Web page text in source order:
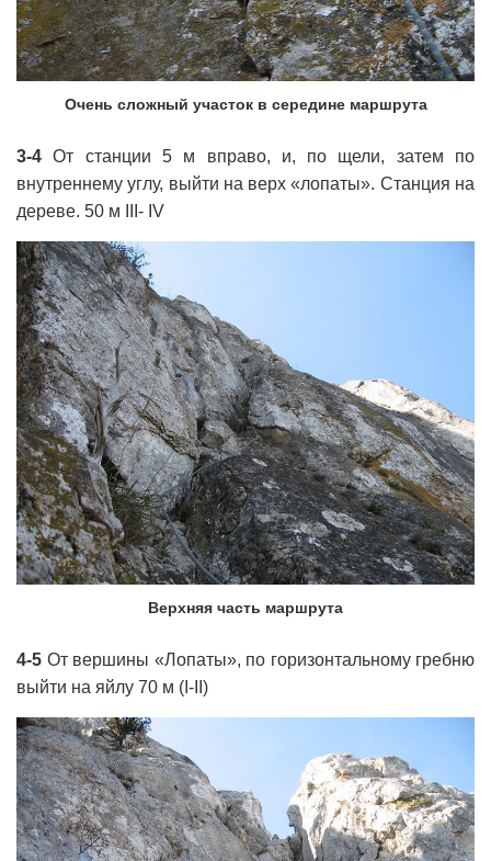
Очень сложный участок в середине маршрута
3-4 От станции 5 м вправо, и, по щели, затем по
внутреннему углу, выйти на верх «лопаты». Станция на
дереве. 50 м III- IV
Верхняя часть маршрута
4-5 От вершины «Лопаты», по горизонтальному гребню
выйти на яйлу 70 м (I-II)